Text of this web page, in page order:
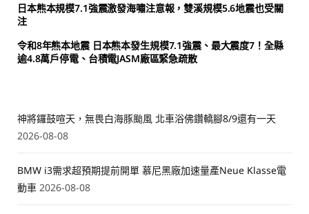
日本熊本規模7.1強震激發海嘯注意報，雙溪規模5.6地震也受關
注
令和8年熊本地震 日本熊本發生規模7.1強震、最大震度7！全縣
逾4.8萬戶停電、台積電JASM廠區緊急疏散
神將鑼鼓喧天，無畏白海豚颱風 北車浴佛鑽轎腳8/9還有一天
2026-08-08
BMW i3需求超預期提前開單 慕尼黑廠加速量產Neue Klasse電
動車 2026-08-08